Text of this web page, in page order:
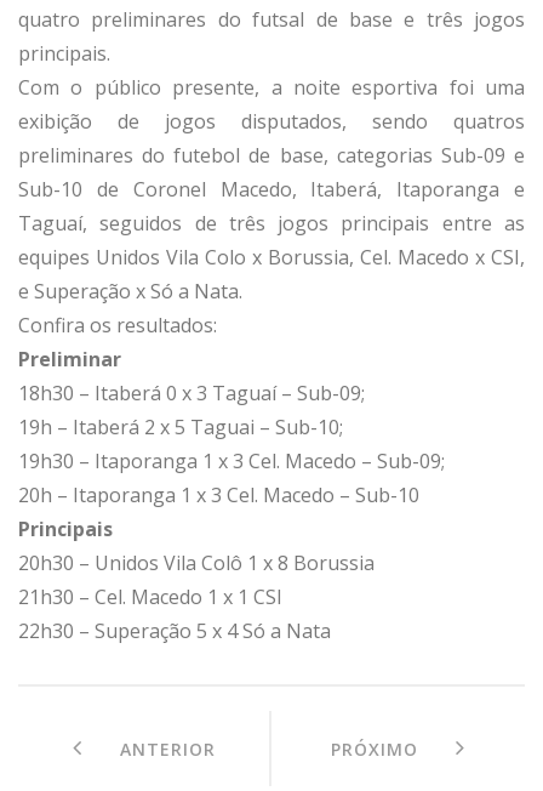
quatro preliminares do futsal de base e três jogos
principais.
Com o público presente, a noite esportiva foi uma
exibição de jogos disputados, sendo quatros
preliminares do futebol de base, categorias Sub-09 e
Sub-10 de Coronel Macedo, Itaberá, Itaporanga e
Taguaí, seguidos de três jogos principais entre as
equipes Unidos Vila Colo x Borussia, Cel. Macedo x CSI,
e Superação x Só a Nata.
Confira os resultados:
Preliminar
18h30 – Itaberá 0 x 3 Taguaí – Sub-09;
19h – Itaberá 2 x 5 Taguai – Sub-10;
19h30 – Itaporanga 1 x 3 Cel. Macedo – Sub-09;
20h – Itaporanga 1 x 3 Cel. Macedo – Sub-10
Principais
20h30 – Unidos Vila Colô 1 x 8 Borussia
21h30 – Cel. Macedo 1 x 1 CSI
22h30 – Superação 5 x 4 Só a Nata
ANTERIOR PRÓXIMO